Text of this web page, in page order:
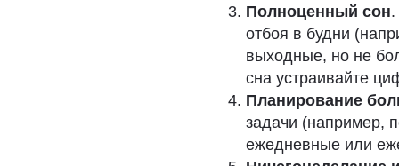
Полноценный сон
отбоя в будни
выходные, но не
сна устраивайте
Планирование
задачи (например,
ежедневные или